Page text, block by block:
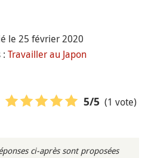
le 25 février 2020
: Travailler au Japon
5/5 (1 vote)
ci-après sont proposées